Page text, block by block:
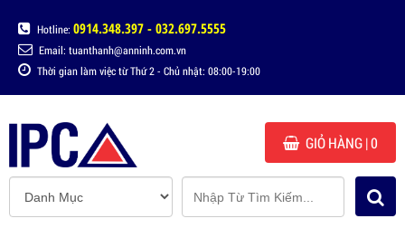
Hotline: 0914.348.397 - 032.697.5555
Email: tuanthanh@anninh.com.vn
Thời gian làm việc từ Thứ 2 - Chủ nhật: 08:00-19:00
GIỎ HÀNG| 0